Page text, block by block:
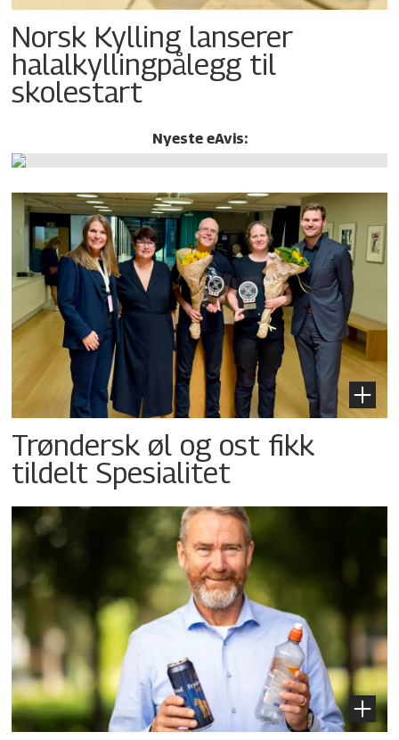
Norsk Kylling lanserer
halalkylling­pålegg til
skolestart
Nyeste eAvis:
Trøndersk øl og ost fikk
tildelt Spesialitet